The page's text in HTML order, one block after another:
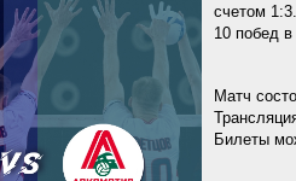
счетом
10 побед в
Матч
Билеты